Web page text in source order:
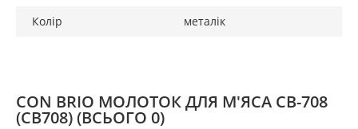
Колір
металік
CON BRIO МОЛОТОК ДЛЯ М'ЯСА CB-708
(СВ708)(ВСЬОГО 0)